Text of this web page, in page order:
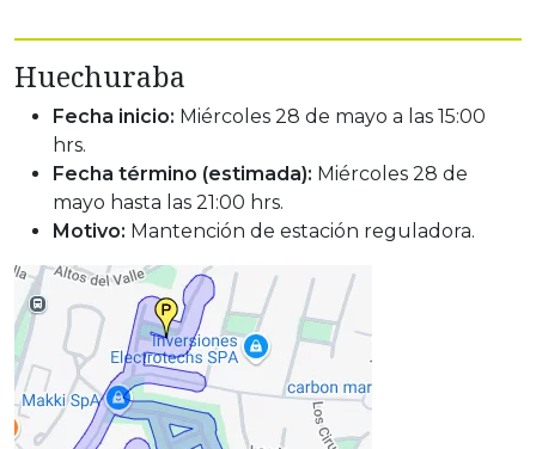
Huechuraba
Fecha inicio: Miércoles 28 de mayo a las 15:00
hrs.
Fecha término (estimada): Miércoles 28 de
mayo hasta las 21:00 hrs.
Motivo: Mantención de estación reguladora.